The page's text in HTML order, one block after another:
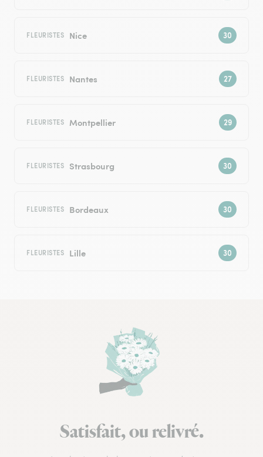
FLEURISTES Nice
FLEURISTES Nantes
FLEURISTES Montpellier
FLEURISTES Strasbourg
FLEURISTES Bordeaux
FLEURISTES Lille
Satisfait, ou relivré.